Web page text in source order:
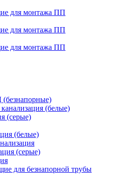
для монтажа ПП
для монтажа ПП
для монтажа ПП
(белые)
(серые)
(белые)
(серые)
для безнапорной трубы